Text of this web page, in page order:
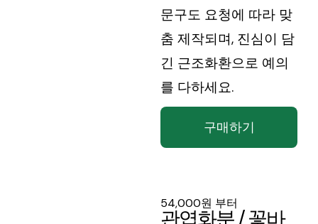
문구도 요청에 따라 맞
춤 제작되며, 진심이 담
긴 근조화환으로 예의
를 다하세요.
구매하기
54,000원 부터
관엽화분 / 꽃바